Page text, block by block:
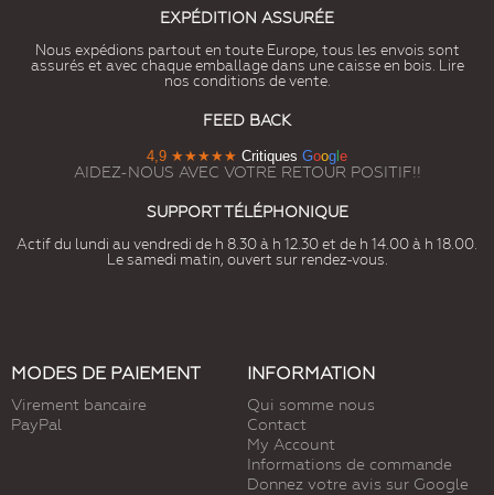
EXPÉDITION ASSURÉE
Nous expédions partout en toute Europe, tous les envois sont
assurés et avec chaque emballage dans une caisse en bois. Lire
nos conditions de vente.
FEED BACK
4,9 ★★★★★ Critiques Goog e
AIDEZ-NOUS AVEC VOTRE RETOUR POSITIF!!
SUPPORT TÉLÉPHONIQUE
Actif du lundi au vendredi de h 8.30 à h 12.30 et de h 14.00 à h 18.00.
Le samedi matin, ouvert sur rendez-vous.
MODES DE PAIEMENT
Virement bancaire
PayPal
INFORMATION
Qui somme nous
Contact
My Account
Informations de commande
Donnez votre avis sur Google